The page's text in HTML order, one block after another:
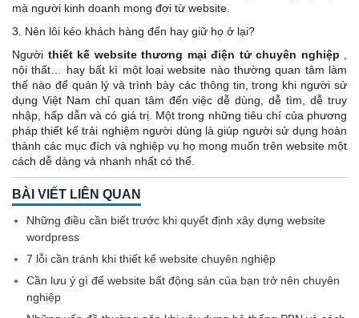
mà người kinh doanh mong đợi từ website.
3. Nên lôi kéo khách hàng đến hay giữ họ ở lại?
Người thiết kế website thương mại điện tử chuyên nghiệp
nội thất… hay bất kì một loại website nào thường quan tâm làm
thế nào để quản lý và trình bày các thông tin, trong khi người sử
dụng Việt Nam chỉ quan tâm đến việc dễ dùng, dễ tìm, dễ truy
nhập, hấp dẫn và có giá trị. Một trong những tiêu chí của phương
pháp thiết kế trải nghiệm người dùng là giúp người sử dụng hoàn
thành các mục đích và nghiệp vụ họ mong muốn trên website một
cách dễ dàng và nhanh nhất có thể.
BÀI VIẾT LIÊN QUAN
Những điều cần biết trước khi quyết định xây dựng website
wordpress
7 lỗi cần tránh khi thiết kế website chuyên nghiệp
Cần lưu ý gì để website bất động sản của bạn trở nên chuyên
nghiệp